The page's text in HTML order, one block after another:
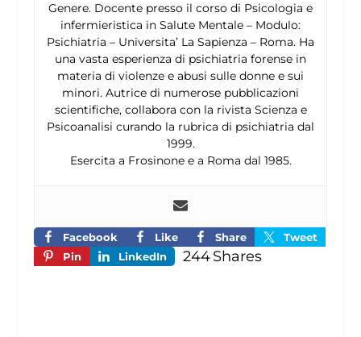
Genere. Docente presso il corso di Psicologia e
infermieristica in Salute Mentale – Modulo:
Psichiatria – Universita’ La Sapienza – Roma. Ha
una vasta esperienza di psichiatria forense in
materia di violenze e abusi sulle donne e sui
minori. Autrice di numerose pubblicazioni
scientifiche, collabora con la rivista Scienza e
Psicoanalisi curando la rubrica di psichiatria dal
1999.
Esercita a Frosinone e a Roma dal 1985.
Facebook Like Share
Tweet
Pin
LinkedIn Shares
244